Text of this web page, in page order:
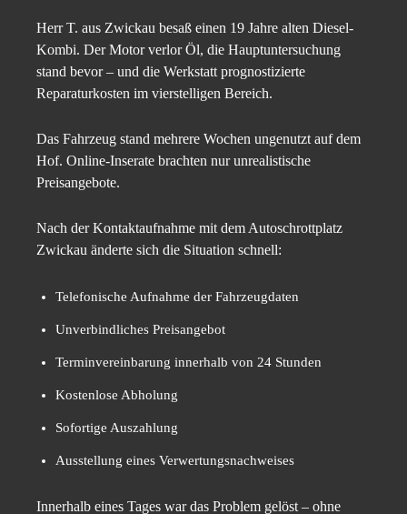
Herr T. aus Zwickau besaß einen 19 Jahre alten Diesel-
Kombi. Der Motor verlor Öl, die Hauptuntersuchung
stand bevor – und die Werkstatt prognostizierte
Reparaturkosten im vierstelligen Bereich.
Das Fahrzeug stand mehrere Wochen ungenutzt auf dem
Hof. Online-Inserate brachten nur unrealistische
Preisangebote.
Nach der Kontaktaufnahme mit dem Autoschrottplatz
Zwickau änderte sich die Situation schnell:
Telefonische Aufnahme der Fahrzeugdaten
Unverbindliches Preisangebot
Terminvereinbarung innerhalb von 24 Stunden
Kostenlose Abholung
Sofortige Auszahlung
Ausstellung eines Verwertungsnachweises
Innerhalb eines Tages war das Problem gelöst – ohne